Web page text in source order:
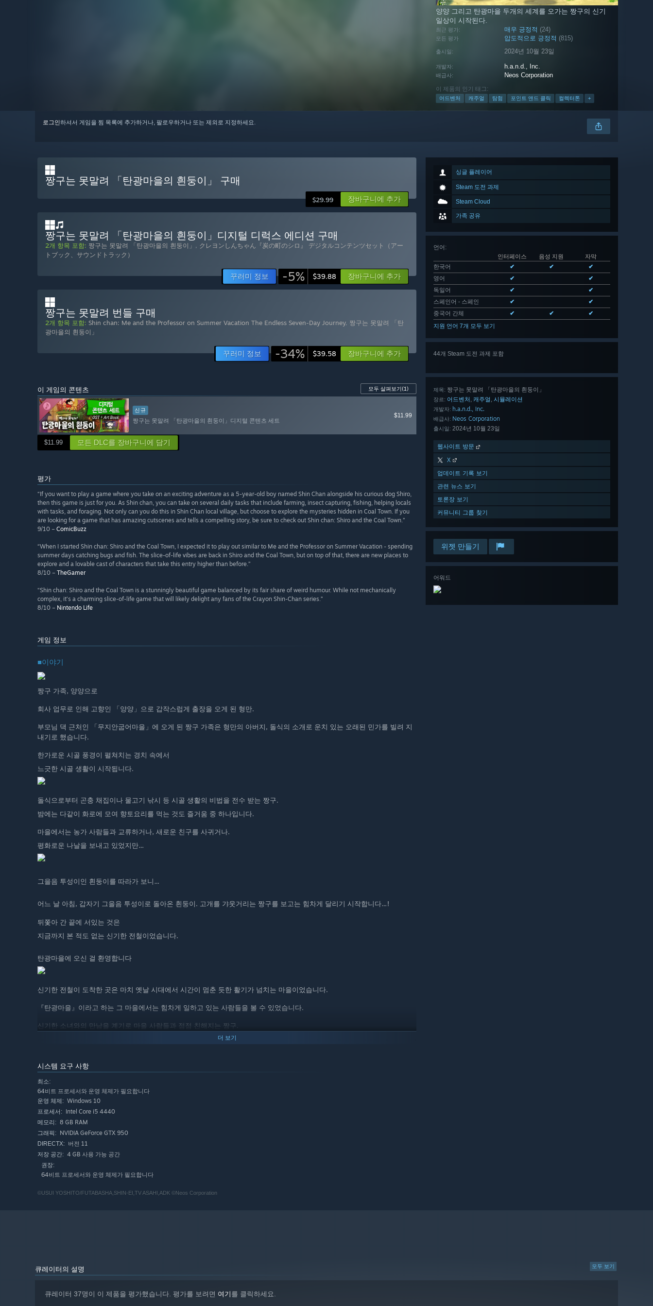
양양 그리고 탄광마을 두개의 세계를 오가는 짱구의 신기
일상이 시작된다.
최근 평가: 매우 긍정적 (24)
모든 평가 압도적으로 긍정적 (815)
출시일: 2024년 10월 23일
개발자: h.a.n.d., Inc.
배급사: Neos Corporation
이 제품의 인기 태그:
어드벤처 캐주얼 탐험 포인트 앤드 클릭 컬렉터톤 +
로그인하셔서 게임을 찜 목록에 추가하거나, 팔로우하거나 또는 제외로 지정하세요.
싱글 플레이어
Steam 도전 과제
Steam Cloud
가족 공유
언어 :
인터페이스
음성 지원
자막
한국어
✔ ✔
✔
영어
✔
✔
독일어
✔
✔
스페인어 - 스페인
✔
✔
중국어 간체
✔ ✔
✔
지원 언어 7개 모두 보기
44개 Steam 도전 과제 포함
제목: 짱구는 못말려 「탄광마을의 흰둥이」
장르: 어드벤처, 캐주얼, 시뮬레이션
개발자: h.a.n.d., Inc.
배급사: Neos Corporation
출시일: 2024년 10월 23일
웹사이트 방문
X
업데이트 기록 보기
관련 뉴스 보기
토론장 보기
커뮤니티 그룹 찾기
위젯 만들기
어워드
짱구는 못말려 「탄광마을의 흰둥이」 구매
$29.99 장바구니에 추가
짱구는 못말려 「탄광마을의 흰둥이」디지털 디럭스 에디션 구매
2개 항목 포함: 짱구는 못말려 「탄광마을의 흰둥이」 , クレヨンしんちゃん『炭の町のシロ』 デジタルコンテンツセット（アー
トブック、サウンドトラック）
꾸러미 정보 -5% $39.88 장바구니에 추가
짱구는 못말려 번들 구매
2개 항목 포함: Shin chan: Me and the Professor on Summer Vacation The Endless Seven-Day Journey, 짱구는 못말려 「탄
광마을의 흰둥이」
꾸러미 정보 -34% $39.58 장바구니에 추가
이 게임의 콘텐츠 모두 살펴보기(1)
신규
짱구는 못말려 「탄광마을의 흰둥이」디지털 콘텐츠 세트
$11.99
$11.99 모든 DLC를 장바구니에 담기
평가
“If you want to play a game where you take on an exciting adventure as a 5-year-old boy named Shin Chan alongside his curious dog Shiro,
then this game is just for you. As Shin chan, you can take on several daily tasks that include farming, insect capturing, fishing, helping locals
with tasks, and foraging. Not only can you do this in Shin Chan local village, but choose to explore the mysteries hidden in Coal Town. If you
are looking for a game that has amazing cutscenes and tells a compelling story, be sure to check out Shin chan: Shiro and the Coal Town.”
9/10 – ComicBuzz
“When I started Shin chan: Shiro and the Coal Town, I expected it to play out similar to Me and the Professor on Summer Vacation - spending
summer days catching bugs and fish. The slice-of-life vibes are back in Shiro and the Coal Town, but on top of that, there are new places to
explore and a lovable cast of characters that take this entry higher than before.”
8/10 – TheGamer
“Shin chan: Shiro and the Coal Town is a stunningly beautiful game balanced by its fair share of weird humour. While not mechanically
complex, it’s a charming slice-of-life game that will likely delight any fans of the Crayon Shin-Chan series.”
8/10 – Nintendo Life
게임 정보
■이야기
짱구 가족, 양양으로
회사 업무로 인해 고향인 「양양」으로 갑작스럽게 출장을 오게 된 형만.
부모님 댁 근처인 「무지안굽어마을」에 오게 된 짱구 가족은 형만의 아버지, 돌식의 소개로 운치 있는 오래된 민가를 빌려 지
내기로 했습니다.
한가로운 시골 풍경이 펼쳐치는 경치 속에서
느긋한 시골 생활이 시작됩니다.
돌식으로부터 곤충 채집이나 물고기 낚시 등 시골 생활의 비법을 전수 받는 짱구.
밤에는 다같이 화로에 모여 향토요리를 먹는 것도 즐거움 중 하나입니다.
마을에서는 농가 사람들과 교류하거나, 새로운 친구를 사귀거나.
평화로운 나날을 보내고 있었지만…
그을음 투성이인 흰둥이를 따라가 보니…
어느 날 아침, 갑자기 그을음 투성이로 돌아온 흰둥이. 고개를 갸웃거리는 짱구를 보고는 힘차게 달리기 시작합니다…!
뒤쫓아 간 끝에 서있는 것은
지금까지 본 적도 없는 신기한 전철이었습니다.
탄광마을에 오신 걸 환영합니다
신기한 전철이 도착한 곳은 마치 옛날 시대에서 시간이 멈춘 듯한 활기가 넘치는 마을이었습니다.
『탄광마을』이라고 하는 그 마을에서는 힘차게 일하고 있는 사람들을 볼 수 있었습니다.
신기한 소녀와의 만남을 계기로 마을 사람들과 점점 친해지는 짱구.
■양양에서 지내는 방법
낚시
대어부터 좀처럼 만날 수 없는 희귀한 물고기까지 자연이 풍요로운 양양의 강에는 다양한 물고기가 살고 있다.
용수로에는 가재도…!
시간과 장소를 바꾸며 원하는 물고기를 GET하자.
잡은 물고기는 『도감』에 컬렉션!
산나물 캐기
더 보기
시스템 요구 사항
최소:
64비트 프로세서와 운영 체제가 필요합니다
운영 체제: Windows 10
프로세서: Intel Core i5 4440
메모리: 8 GB RAM
그래픽: NVIDIA GeForce GTX 950
DIRECTX: 버전 11
저장 공간: 4 GB 사용 가능 공간
권장:
64비트 프로세서와 운영 체제가 필요합니다
©USUI YOSHITO/FUTABASHA,SHIN-EI,TV ASAHI,ADK ©Neos Corporation
모두 보기
큐레이터의 설명
큐레이터 37명이 이 제품을 평가했습니다. 평가를 보려면 여기를 클릭하세요.